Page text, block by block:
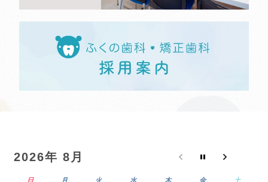
2026年 8月
日 月 火 水 木 金 土